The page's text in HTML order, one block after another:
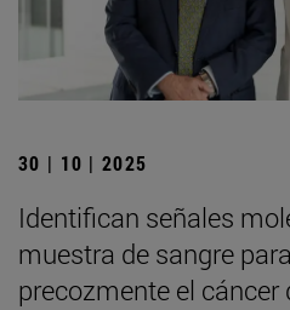
30 | 10 | 2025
Identifican señales
muestra de sangre
precozmente el cáncer